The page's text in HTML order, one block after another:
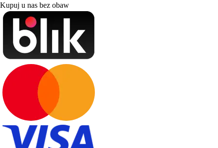
Kupuj u nas bez obaw